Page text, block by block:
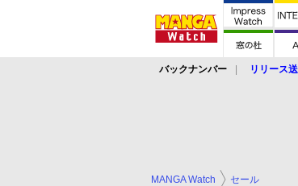
バックナンバー リリース
MANGA Watch セール